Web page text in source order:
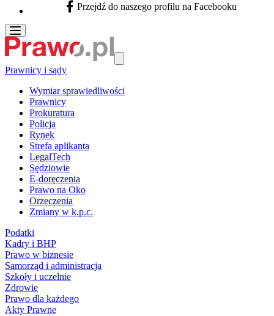
Facebook - otwiera się w nowej karcie
Przejdź do naszego profilu na Facebooku
Prawnicy i sądy
Wymiar sprawiedliwości
Prawnicy
Prokuratura
Policja
Rynek
Strefa aplikanta
LegalTech
Sędziowie
E-doręczenia
Prawo na Oko
Orzeczenia
Zmiany w k.p.c.
Podatki
Kadry i BHP
Prawo w biznesie
Samorząd i administracja
Szkoły i uczelnie
Zdrowie
Prawo dla każdego
Akty Prawne